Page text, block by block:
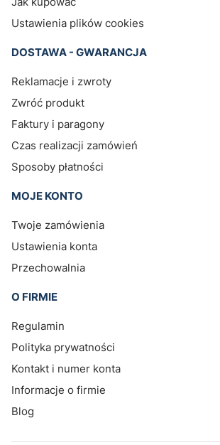
Ustawienia plików cookies
DOSTAWA - GWARANCJA
Reklamacje i zwroty
Zwróć produkt
Faktury i paragony
Czas realizacji zamówień
Sposoby płatności
MOJE KONTO
Twoje zamówienia
Ustawienia konta
Przechowalnia
O FIRMIE
Regulamin
Polityka prywatności
Kontakt i numer konta
Informacje o firmie
Blog